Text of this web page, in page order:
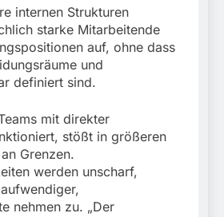
internen Strukturen
starke Mitarbeitende
auf, ohne dass
und
definiert sind.
mit direkter
stößt in größeren
Grenzen.
werden unscharf,
nehmen zu. „Der